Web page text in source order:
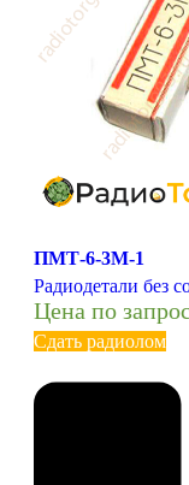
ПМТ-6-3М-1
Радиодетали без
Цена по
Сдать радиолом